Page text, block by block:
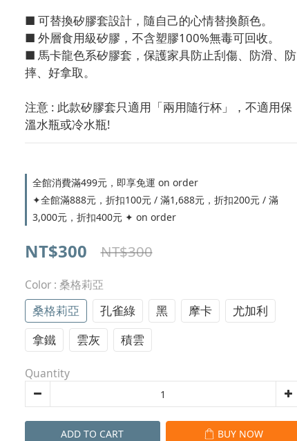
■ 可替換矽膠套設計，隨自己的心情替換顏色。
■ 外層食用級矽膠，不含塑膠100%無毒可回收。
■ 馬卡龍色系矽膠套，保護家具防止刮傷、防滑、防
摔、好拿取。
注意 : 此款矽膠套只適用「兩用隨行杯」，不適用保
溫水瓶或冷水瓶!
全館消費滿499元，即享免運 on order
✦全館滿888元，折扣100元 / 滿1,688元，折扣200元 / 滿
3,000元，折扣400元 ✦ on order
NT$300 NT$300
Color : 桑格莉亞
桑格莉亞 孔雀綠 黑 摩卡
尤加利
拿鐵
雲灰 積雲
Quantity
ADD TO CART BUY NOW